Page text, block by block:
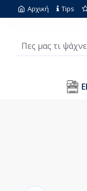
Αρχική Tips